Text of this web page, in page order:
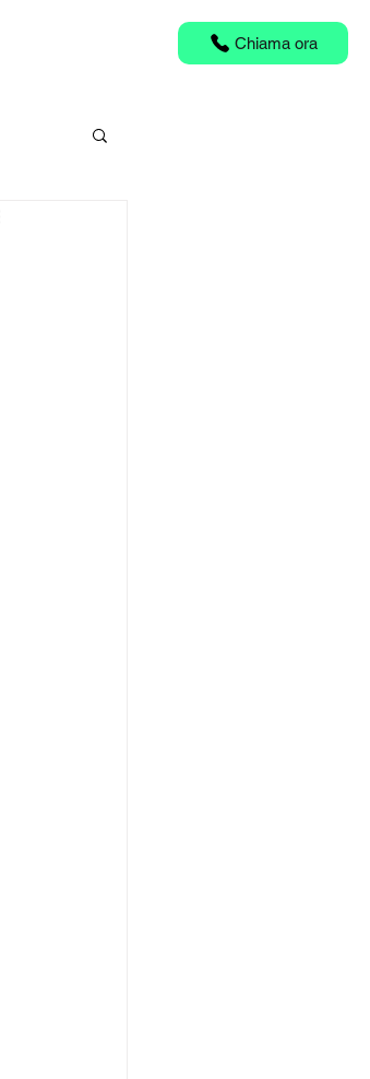
Chiama ora